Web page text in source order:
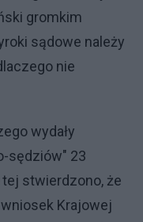
gromkim
sądowe należy
nie
wydały
sędziów" 23
stwierdzono, że
Krajowej